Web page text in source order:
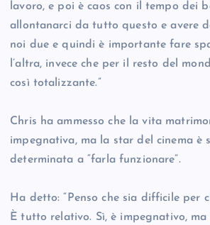
lavoro, e poi è caos con il tempo dei
allontanarci da tutto questo e avere
noi due e quindi è importante fare
l’altra, invece che per il resto del
così totalizzante.”
Chris ha ammesso che la vita
impegnativa, ma la star del cinema è
determinata a “farla funzionare”.
Ha detto: “Penso che sia difficile per
È tutto relativo. Sì, è impegnativo,